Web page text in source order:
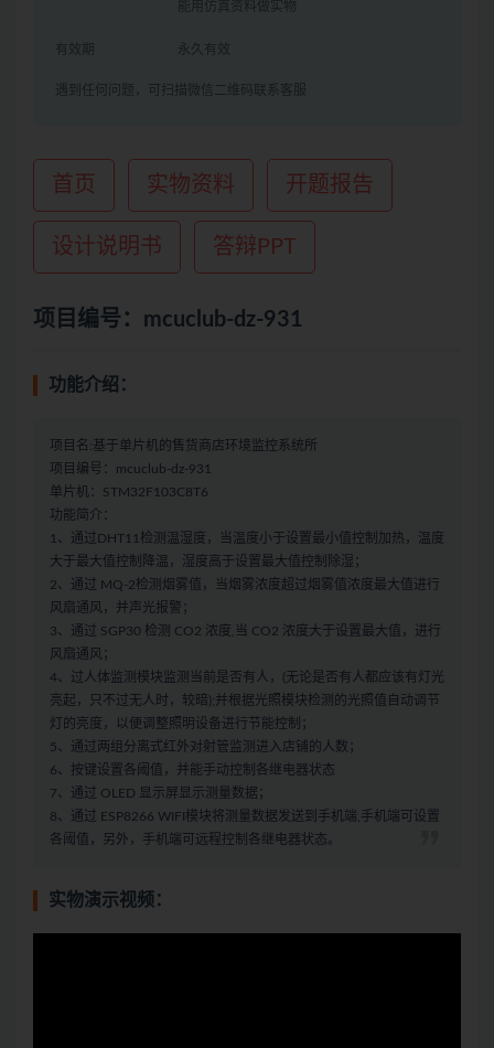
能用仿真资料做实物
有效期 永久有效
遇到任何问题，可扫描微信二维码联系客服
首页 实物资料 开题报告
设计说明书 答辩PPT
项目编号：mcuclub-dz-931
功能介绍：
项目名:基于单片机的售货商店环境监控系统所
项目编号：mcuclub-dz-931
单片机：STM32F103C8T6
功能简介：
1、通过DHT11检测温湿度，当温度小于设置最小值控制加热，温度
大于最大值控制降温，湿度高于设置最大值控制除湿；
2、通过 MQ-2检测烟雾值，当烟雾浓度超过烟雾值浓度最大值进行
风扇通风，并声光报警；
3、通过 SGP30 检测 CO2 浓度,当 CO2 浓度大于设置最大值，进行
风扇通风；
4、过人体监测模块监测当前是否有人，(无论是否有人都应该有灯光
亮起，只不过无人时，较暗);并根据光照模块检测的光照值自动调节
灯的亮度，以便调整照明设备进行节能控制；
5、通过两组分离式红外对射管监测进入店铺的人数；
6、按键设置各阈值，并能手动控制各继电器状态
7、通过 OLED 显示屏显示测量数据；
8、通过 ESP8266 WIFI模块将测量数据发送到手机端,手机端可设置
各阈值，另外，手机端可远程控制各继电器状态。
实物演示视频：